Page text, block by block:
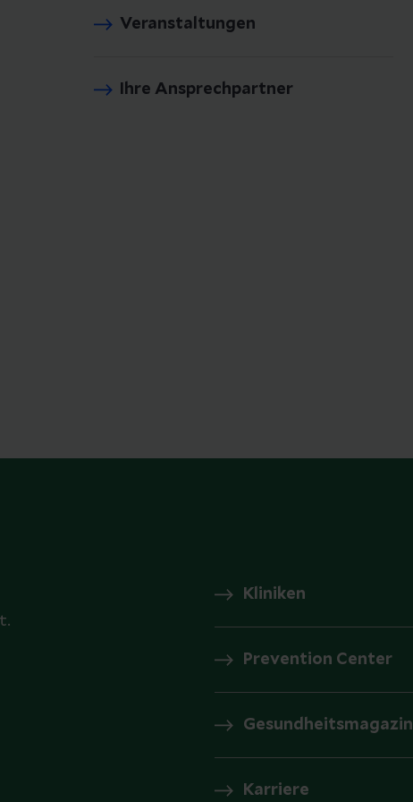
Veranstaltungen
Ihre Ansprechpartner
Kliniken
Prevention Center
Gesundheitsmagazin
Karriere